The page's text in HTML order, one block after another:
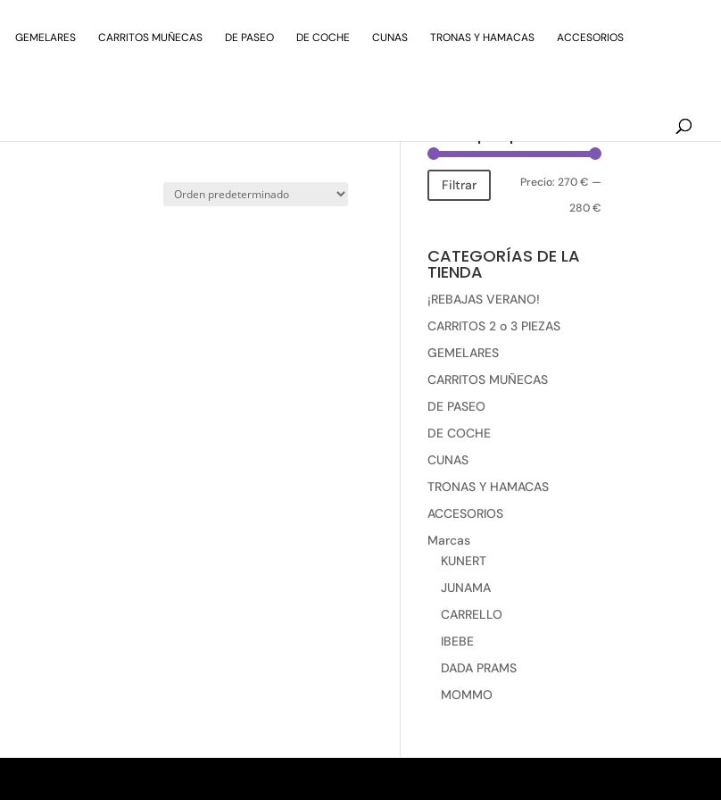
GEMELARES CARRITOS MUÑECAS DE PASEO DE COCHE CUNAS TRONAS Y HAMACAS ACCESORIOS
productos
Precio
mínimo
Precio
máximo
Filtrar Precio: 270 € —
280 €
CATEGORÍAS DE LA
TIENDA
¡REBAJAS VERANO!
CARRITOS 2 o 3 PIEZAS
GEMELARES
CARRITOS MUÑECAS
DE PASEO
DE COCHE
CUNAS
TRONAS Y HAMACAS
ACCESORIOS
Marcas
KUNERT
JUNAMA
CARRELLO
IBEBE
DADA PRAMS
MOMMO